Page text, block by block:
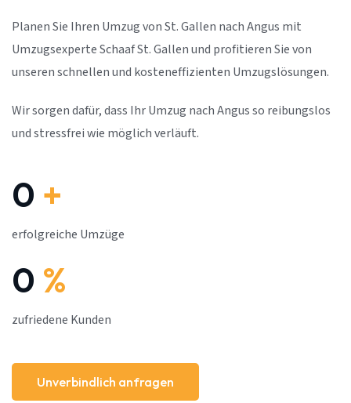
Planen Sie Ihren Umzug von St. Gallen nach Angus mit
Umzugsexperte Schaaf St. Gallen und profitieren Sie von
unseren schnellen und kosteneffizienten Umzugslösungen.
Wir sorgen dafür, dass Ihr Umzug nach Angus so reibungslos
und stressfrei wie möglich verläuft.
0 +
erfolgreiche Umzüge
0 %
zufriedene Kunden
Unverbindlich anfragen